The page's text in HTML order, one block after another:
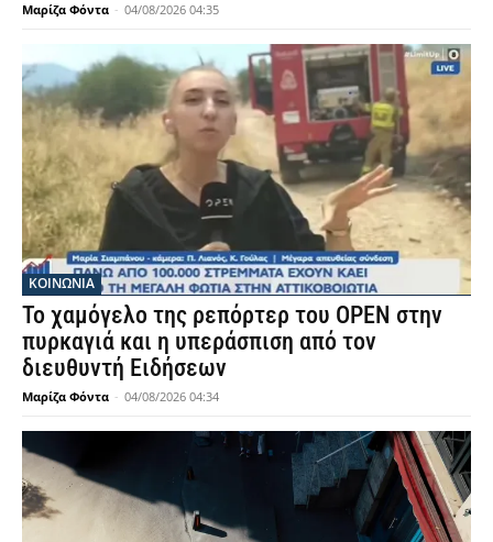
Μαρίζα Φόντα - 04/08/2026 04:35
ΚΟΙΝΩΝΙΑ
Το χαμόγελο της ρεπόρτερ του OPEN στην
πυρκαγιά και η υπεράσπιση από τον
διευθυντή Ειδήσεων
Μαρίζα Φόντα - 04/08/2026 04:34